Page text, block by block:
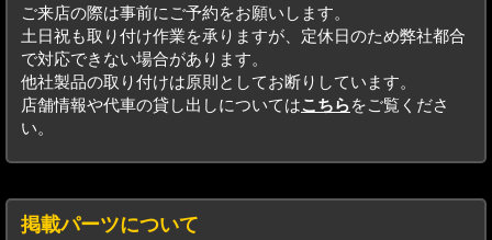
ご来店の際は事前にご予約をお願いします。
土日祝も取り付け作業を承りますが、定休日のため弊社都合
で対応できない場合があります。
他社製品の取り付けは原則としてお断りしています。
店舗情報や代車の貸し出しについてはこちらをご覧くださ
い。
掲載パーツについて